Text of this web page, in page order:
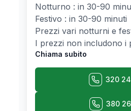
Notturno : in 30-90
Festivo : in 30-90 minuti
Prezzi vari notturni e
I prezzi non includono i
Chiama subito
320
380